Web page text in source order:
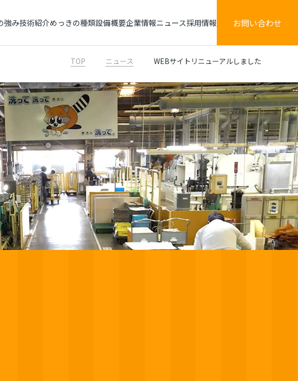
強み技術紹介めっきの種類設備概要企業情報ニュース採用情報 お問い合わせ
TOP ニュース WEBサイトリニューアルしました